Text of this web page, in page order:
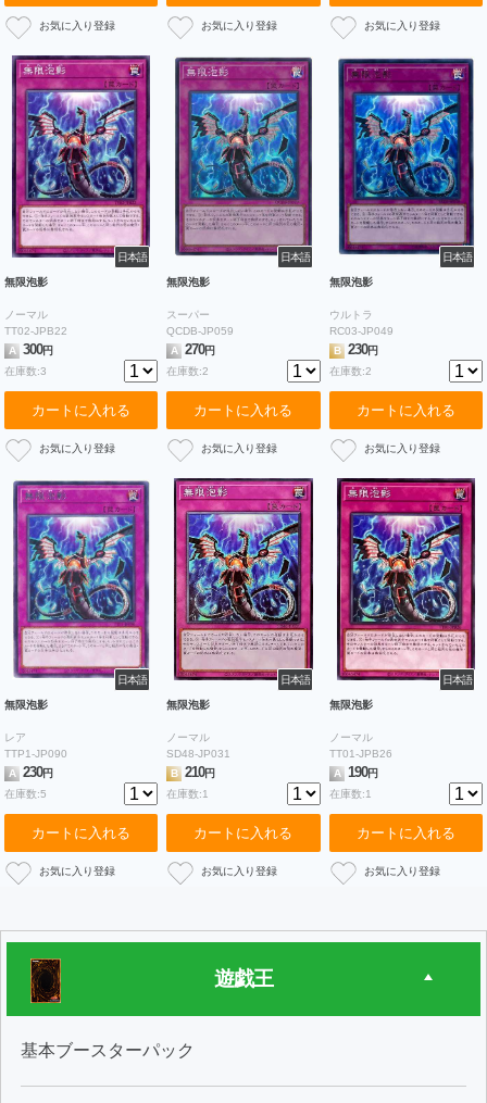
日本語
無限泡影
ノーマル
TT02-JPB22
A
300円
在庫数:3
カートに入れる
日本語
無限泡影
スーパー
QCDB-JP059
A
270円
在庫数:2
カートに入れる
日本語
無限泡影
ウルトラ
RC03-JP049
B 230円
在庫数:2
カートに入れる
日本語
無限泡影
レア
TTP1-JP090
A
230円
在庫数:5
カートに入れる
日本語
無限泡影
ノーマル
SD48-JP031
B
210円
在庫数:1
カートに入れる
日本語
無限泡影
ノーマル
TT01-JPB26
A 190円
在庫数:1
カートに入れる
遊戯王
基本ブースターパック